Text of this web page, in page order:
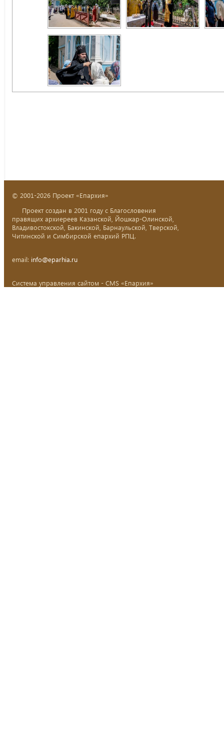
© 2001-2026 Проект «Епархия»
Проект создан в 2001 году с Благословения
правящих архиереев Казанской, Йошкар-Олинской,
Владивостокской, Бакинской, Барнаульской, Тверской,
Читинской и Симбирской епархий РПЦ.
email: info@eparhia.ru
Система управления сайтом - CMS «Епархия»